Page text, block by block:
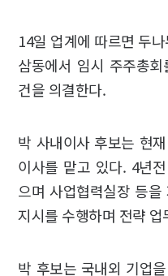
14일 업계에 따르면 두
삼동에서 임시 주주총
건을 의결한다.
박 사내이사 후보는 현
이사를 맡고 있다. 4년
으며 사업협력실장 등
지시를 수행하며 전략
박 후보는 국내외 기업